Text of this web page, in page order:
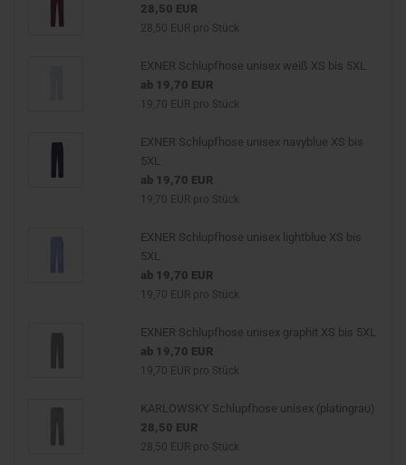
28,50 EUR
28,50 EUR pro Stück
EXNER Schlupfhose unisex weiß XS bis 5XL
ab 19,70 EUR
19,70 EUR pro Stück
EXNER Schlupfhose unisex navyblue XS bis
5XL
ab 19,70 EUR
19,70 EUR pro Stück
EXNER Schlupfhose unisex lightblue XS bis
5XL
ab 19,70 EUR
19,70 EUR pro Stück
EXNER Schlupfhose unisex graphit XS bis 5XL
ab 19,70 EUR
19,70 EUR pro Stück
KARLOWSKY Schlupfhose unisex (platingrau)
28,50 EUR
28,50 EUR pro Stück